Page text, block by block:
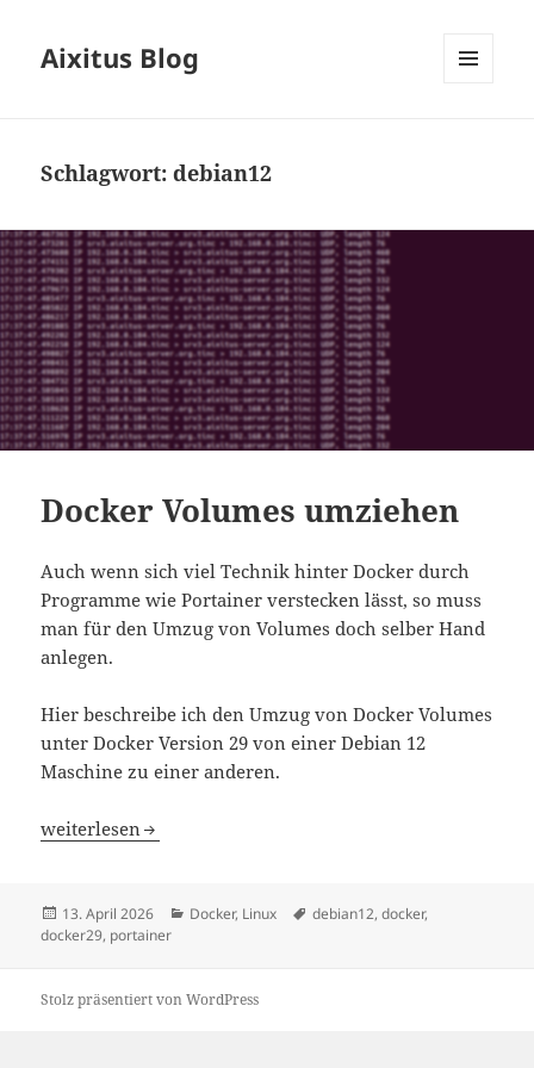
Aixitus Blog
Schlagwort:debian12
Docker Volumes umziehen
Auch wenn sich viel Technik hinter Docker durch
Programme wie Portainer verstecken lässt, so muss
man für den Umzug von Volumes doch selber Hand
anlegen.
Hier beschreibe ich den Umzug von Docker Volumes
unter Docker Version 29 von einer Debian 12
Maschine zu einer anderen.
Docker Volumes umziehen
weiterlesen
Veröffentlicht
am
13. April 2026 Kategorien
Docker, Linux Schlagwörter
debian12,docker,
docker29, portainer
Stolz präsentiert von WordPress